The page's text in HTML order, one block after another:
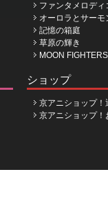
ファンタメロデ
オーロラとサーモ
記憶の箱庭
草原の輝き
MOON
ショップ
京アニショップ！
京アニショップ！